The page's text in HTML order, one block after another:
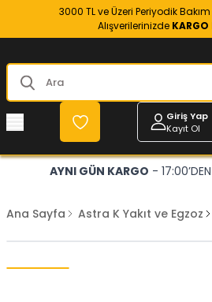
3000 TL ve Üzeri Periyodik
Alışverilerinizde KARGO
Giriş Yap
Kayıt Ol
AYNI GÜN KARGO -
Ana Sayfa Astra K Yakıt ve Egzoz